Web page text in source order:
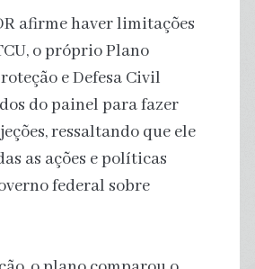
afirme haver limitações
o próprio Plano
e Defesa Civil
do painel para fazer
ressaltando que ele
as ações e políticas
federal sobre